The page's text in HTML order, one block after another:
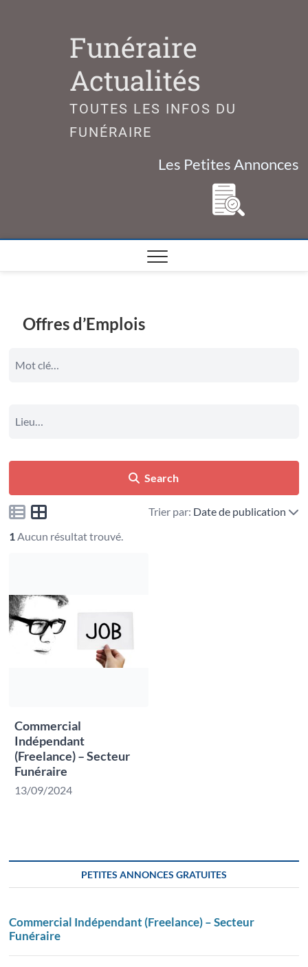
Funéraire
Actualités
TOUTES LES INFOS DU
FUNÉRAIRE
Les Petites Annonces
Offres d’Emplois
Search
Trier par: Date de publication
1Aucun résultat trouvé.
Commercial
Indépendant
(Freelance) – Secteur
Funéraire
13/09/2024
PETITES ANNONCES GRATUITES
Commercial Indépendant (Freelance) – Secteur
Funéraire